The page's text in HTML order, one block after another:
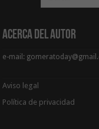
Acerca del Autor
e-mail:
Aviso legal
Política de privacidad